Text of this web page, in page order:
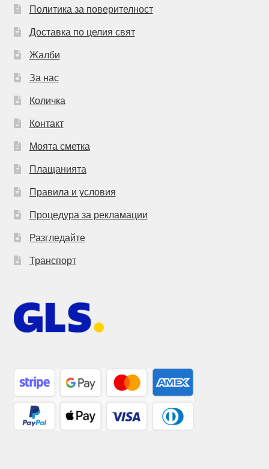
Политика за поверителност
Доставка по целия свят
Жалби
За нас
Количка
Контакт
Моята сметка
Плащанията
Правила и условия
Процедура за рекламации
Разгледайте
Транспорт